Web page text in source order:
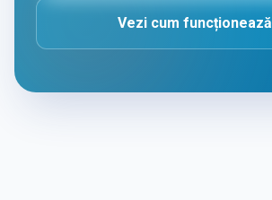
Vezi cum funcționează